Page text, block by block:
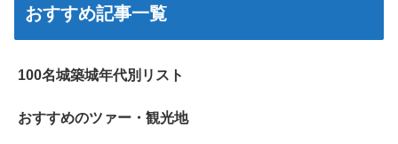
おすすめ記事一覧
100名城築城年代別リスト
おすすめのツァー・観光地